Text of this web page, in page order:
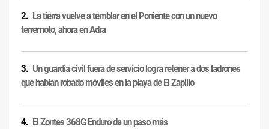
La tierra vuelve a temblar en el Poniente con un nuevo
terremoto, ahora en Adra
Un guardia civil fuera de servicio logra retener a dos ladrones
que habían robado móviles en la playa de El Zapillo
El Zontes 368G Enduro da un paso más